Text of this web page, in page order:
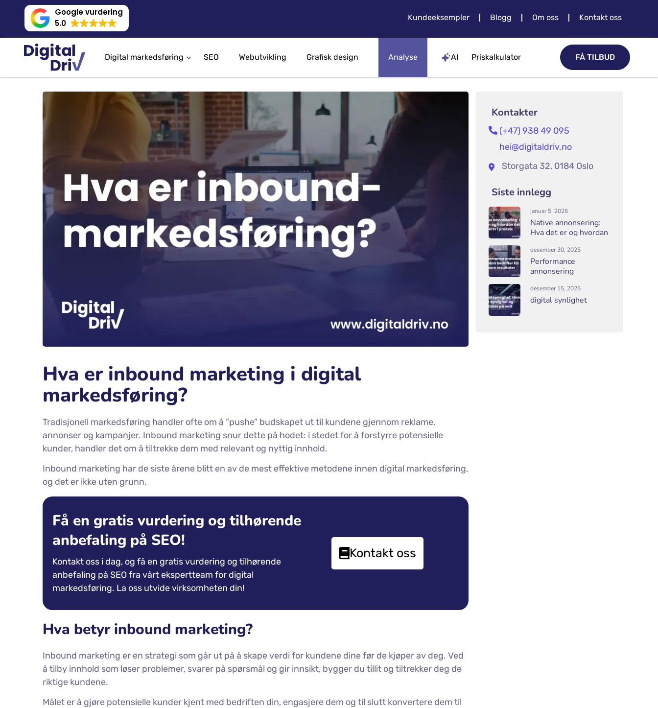
Google vurdering
5.0
Kundeeksempler Blogg Om oss Kontakt oss
Digital markedsføring SEO Webutvikling Grafisk design Analyse AI Priskalkulator FÅ TILBUD
Hva er inbound marketing i digital
markedsføring?
Tradisjonell markedsføring handler ofte om å “pushe” budskapet ut til kundene gjennom reklame,
annonser og kampanjer. Inbound marketing snur dette på hodet: i stedet for å forstyrre potensielle
kunder, handler det om å tiltrekke dem med relevant og nyttig innhold.
Inbound marketing har de siste årene blitt en av de mest effektive metodene innen digital markedsføring,
og det er ikke uten grunn.
Få en gratis vurdering og tilhørende
anbefaling på SEO!
Kontakt oss i dag, og få en gratis vurdering og tilhørende
anbefaling på SEO fra vårt ekspertteam for digital
markedsføring. La oss utvide virksomheten din!
Kontakt oss
Hva betyr inbound marketing?
Inbound marketing er en strategi som går ut på å skape verdi for kundene dine før de kjøper av deg. Ved
å tilby innhold som løser problemer, svarer på spørsmål og gir innsikt, bygger du tillit og tiltrekker deg de
riktige kundene.
Målet er å gjøre potensielle kunder kjent med bedriften din, engasjere dem og til slutt konvertere dem til
Kontakter
(+47) 938 49 095
hei@digitaldriv.no
Storgata 32, 0184 Oslo
Siste innlegg
januar 5, 2026
Native annonsering:
Hva det er og hvordan
desember 30, 2025
Performance
annonsering
desember 15, 2025
digital synlighet